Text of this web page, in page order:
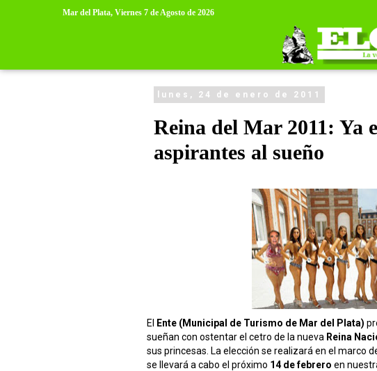
Mar del Plata, Viernes 7 de Agosto de 2026
lunes, 24 de enero de 2011
Reina del Mar 2011: Ya
aspirantes al sueño
El Ente (Municipal de Turismo de Mar del Plata)
sueñan con ostentar el cetro de la nueva Reina
sus princesas. La elección se realizará en el marco
se llevará a cabo el próximo 14 de febrero en